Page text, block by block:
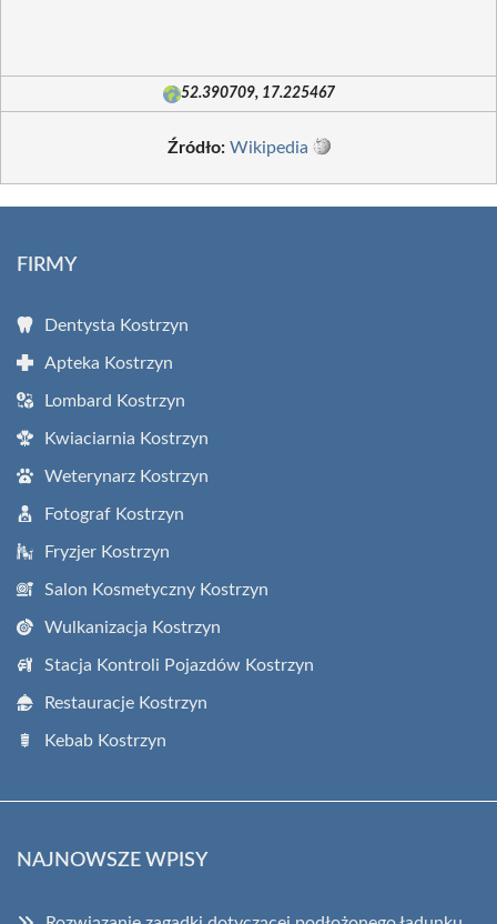
52.390709, 17.225467
Źródło: Wikipedia
FIRMY
Dentysta Kostrzyn
Apteka Kostrzyn
Lombard Kostrzyn
Kwiaciarnia Kostrzyn
Weterynarz Kostrzyn
Fotograf Kostrzyn
Fryzjer Kostrzyn
Salon Kosmetyczny Kostrzyn
Wulkanizacja Kostrzyn
Stacja Kontroli Pojazdów Kostrzyn
Restauracje Kostrzyn
Kebab Kostrzyn
NAJNOWSZE WPISY